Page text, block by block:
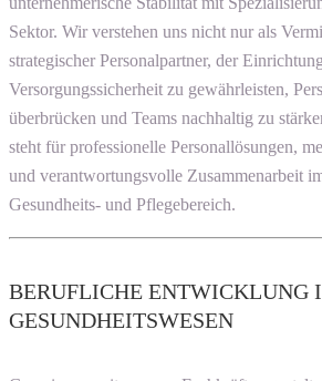
Sektor. Wir verstehen uns nicht nur als
strategischer Personalpartner, der
Versorgungssicherheit zu gewährleisten,
überbrücken und Teams nachhaltig zu
steht für professionelle Personallösungen,
und verantwortungsvolle Zusammenarbeit
Gesundheits- und Pflegebereich.
BERUFLICHE ENTWICKLUNG
GESUNDHEITSWESEN